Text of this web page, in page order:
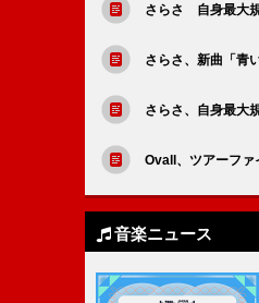
さらさ 自身最大
さらさ、新曲「青
さらさ、自身最大
Ovall、ツアーファ
音楽ニュース